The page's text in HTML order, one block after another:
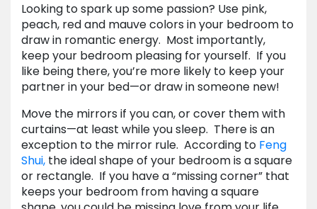
Looking to spark up some passion? Use pink,
peach, red and mauve colors in your bedroom to
draw in romantic energy. Most importantly,
keep your bedroom pleasing for yourself. If you
like being there, you’re more likely to keep your
partner in your bed—or draw in someone new!
Move the mirrors if you can, or cover them with
curtains—at least while you sleep. There is an
exception to the mirror rule. According to Feng
Shui, the ideal shape of your bedroom is a square
or rectangle. If you have a “missing corner” that
keeps your bedroom from having a square